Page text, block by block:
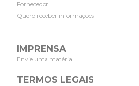
Fornecedor
Quero receber informações
IMPRENSA
Envie uma matéria
TERMOS LEGAIS